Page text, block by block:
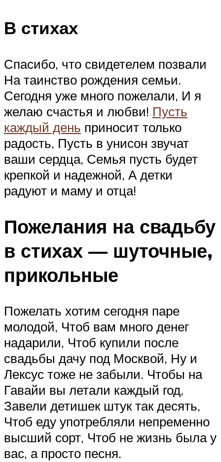
В стихах
Спасибо, что свидетелем позвали
На таинство рождения семьи.
Сегодня уже много пожелали, И я
желаю счастья и любви! Пусть
каждый день приносит только
радость, Пусть в унисон звучат
ваши сердца, Семья пусть будет
крепкой и надежной, А детки
радуют и маму и отца!
Пожелания на свадьбу
в стихах — шуточные,
прикольные
Пожелать хотим сегодня паре
молодой, Чтоб вам много денег
надарили, Чтоб купили после
свадьбы дачу под Москвой, Ну и
Лексус тоже не забыли. Чтобы на
Гавайи вы летали каждый год,
Завели детишек штук так десять,
Чтоб еду употребляли непременно
высший сорт, Чтоб не жизнь была у
вас, а просто песня.